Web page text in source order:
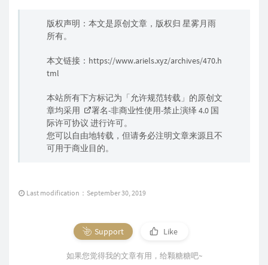
版权声明：本文是原创文章，版权归 星雾月雨
所有。
本文链接： https://www.ariels.xyz/archives/470.h
tml
本站所有下方标记为「允许规范转载」的原创文
章均采用
署名-非商业性使用-禁止演绎 4.0 国
际许可协议 进行许可。
您可以自由地转载，但请务必注明文章来源且不
可用于商业目的。
Last modification：September 30, 2019
Support Like
如果您觉得我的文章有用，给颗糖糖吧~